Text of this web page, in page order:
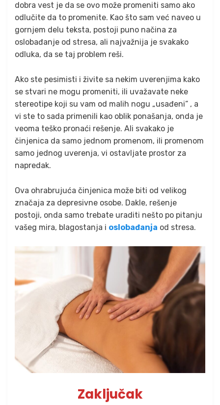
dobra vest je da se ovo može promeniti samo ako
odlučite da to promenite. Kao što sam već naveo u
gornjem delu teksta, postoji puno načina za
oslobađanje od stresa, ali najvažnija je svakako
odluka, da se taj problem reši.
Ako ste pesimisti i živite sa nekim uverenjima kako
se stvari ne mogu promeniti, ili uvažavate neke
stereotipe koji su vam od malih nogu „usađeni“ , a
vi ste to sada primenili kao oblik ponašanja, onda je
veoma teško pronaći rešenje. Ali svakako je
činjenica da samo jednom promenom, ili promenom
samo jednog uverenja, vi ostavljate prostor za
napredak.
Ova ohrabrujuća činjenica može biti od velikog
značaja za depresivne osobe. Dakle, rešenje
postoji, onda samo trebate uraditi nešto po pitanju
vašeg mira, blagostanja i oslobađanja od stresa.
Zaključak